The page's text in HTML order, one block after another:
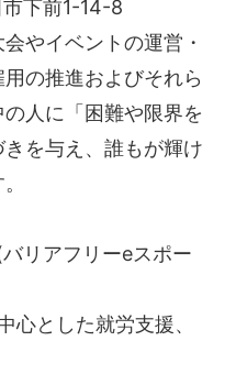
下前1-14-8
やイベントの運営・
の推進およびそれら
人に「困難や限界を
を与え、誰もが輝け
リアフリーeスポー
心とした就労支援、